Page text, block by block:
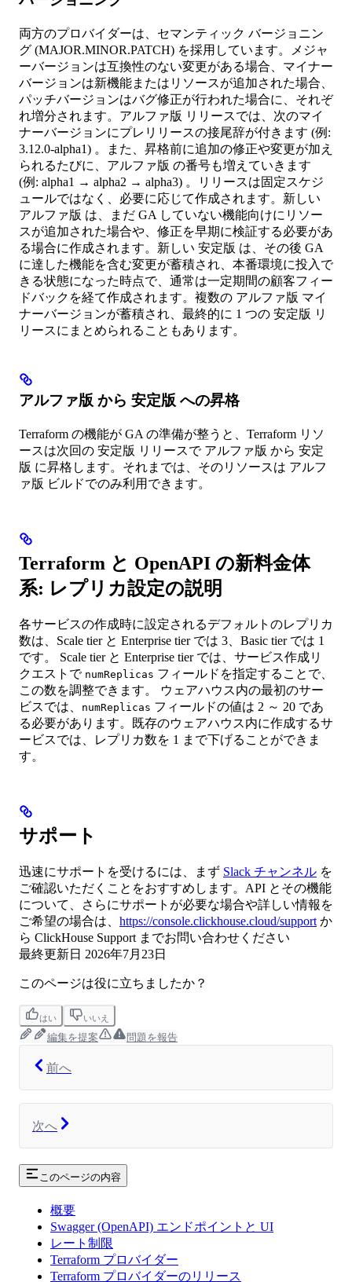
両方のプロバイダーは、セマンティック バージョニン
グ (MAJOR.MINOR.PATCH) を採用しています。メジャ
ーバージョンは互換性のない変更がある場合、マイナー
バージョンは新機能またはリソースが追加された場合、
パッチバージョンはバグ修正が行われた場合に、それぞ
れ増分されます。アルファ版 リリースでは、次のマイ
ナーバージョンにプレリリースの接尾辞が付きます (例:
3.12.0-alpha1) 。また、昇格前に追加の修正や変更が加え
られるたびに、アルファ版 の番号も増えていきます
(例: alpha1 → alpha2 → alpha3) 。リリースは固定スケジ
ュールではなく、必要に応じて作成されます。新しい
アルファ版 は、まだ GA していない機能向けにリソー
スが追加された場合や、修正を早期に検証する必要があ
る場合に作成されます。新しい 安定版 は、その後 GA
に達した機能を含む変更が蓄積され、本番環境に投入で
きる状態になった時点で、通常は一定期間の顧客フィー
ドバックを経て作成されます。複数の アルファ版 マイ
ナーバージョンが蓄積され、最終的に 1 つの 安定版 リ
リースにまとめられることもあります。
アルファ版 から 安定版 への昇格
Terraform の機能が GA の準備が整うと、Terraform リソ
ースは次回の 安定版 リリースで アルファ版 から 安定
版 に昇格します。それまでは、そのリソースは アルフ
ァ版 ビルドでのみ利用できます。
Terraform と OpenAPI の新料金体
系: レプリカ設定の説明
各サービスの作成時に設定されるデフォルトのレプリカ
数は、Scale tier と Enterprise tier では 3、Basic tier では 1
です。 Scale tier と Enterprise tier では、サービス作成リ
クエストで numReplicas フィールドを指定することで、
この数を調整できます。 ウェアハウス内の最初のサー
ビスでは、
numReplicas フィールドの値は 2 ～ 20 であ
る必要があります。既存のウェアハウス内に作成するサ
ービスでは、レプリカ数を 1 まで下げることができま
す。
サポート
迅速にサポートを受けるには、まず Slack チャンネル を
ご確認いただくことをおすすめします。API とその機能
について、さらにサポートが必要な場合や詳しい情報を
ご希望の場合は、 https://console.clickhouse.cloud/support か
ら ClickHouse Support までお問い合わせください
最終更新日 2026年7月23日
このページは役に立ちましたか？
はい いいえ
編集を提案 問題を報告
前へ
次へ
このページの内容
概要
Swagger (OpenAPI) エンドポイントと UI
レート制限
Terraform プロバイダー
Terraform プロバイダーのリリース